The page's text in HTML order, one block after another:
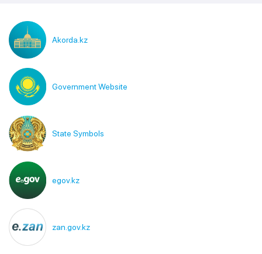
Akorda.kz
Government Website
State Symbols
egov.kz
zan.gov.kz